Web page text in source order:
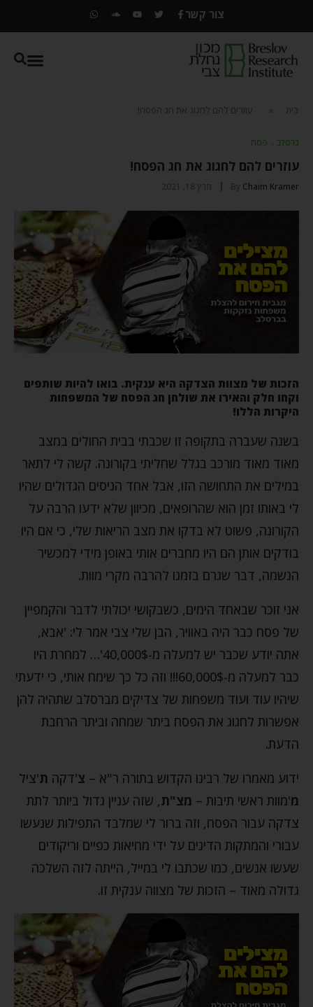
צור קשר
בית עוזרים להם לחגוג את חג הפסח!
ברסלב ⬦ פסח
עוזרים להם לחגוג את חג הפסח!
By Chaim Kramer מרץ 18, 2021
הזכות של מצוות הצדקה היא ענקית. בואו להיות שותפים
וקחו חלק והאירו את שולחן חג הפסח של המשפחות
היקרות הללו!
בשנה שעברה בתקופה זו שכבתי בבית החולים במצב
מאוד מאוד מורכב בגלל שחליתי בקורונה. קשה לי לתאר
במילים את התחושה הזו, אבל אחד הניסים הגדולים שהיו
לי באותו זמן הוא שהרופאים, מכיוון שלא ידעו הרבה על
הקורונה, פשוט לא בדקו את מצב הריאות שלי, כי אם היו
בודקים אותן הם היו מחברים אותי באופן מידי למכשיר
הנשמה, דבר שגרם בזמנו להרבה מקרי מוות.
אני זוכר שבאחד הימים, כשבקושי יכולתי לדבר והקמפיין
של פסח כבר היה באוויר, הבן שלי צבי אמר לי: 'אבא,
אתה יודע שכבר יש למעלה מ-40,000$'… למחרת היו
כבר למעלה מ-60,000$!!! וזה כל כך שימח אותי, כי ידעתי
שיהיו עוד ועוד משפחות של צדיקים מברסלב שתהיה להן
אפשרות לחגוג את הפסח ביתר שמחה וביתר הרחבת
הדעת.
ידוע מאמרו של רבינו הקדוש בתורה ר"א – צ'דקה ת'ציל
מ'מוות ראשי תיבות – מצ"ת, שזה עניין גדול ביותר לתת
צדקה עבור הפסח, וזה ברור לי שמלבד התפילות שנעשו
עבורי והמתקות הדינים על ידי מחיאות כפיים וריקודים
שעשו אנשים, כמו שכתבו לי במייל, הייתה לזה השלכה
גדולה מאוד – הזכות של מצווה ענקית זו.